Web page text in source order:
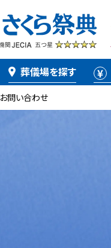
葬儀場を探す
お問い合わせ